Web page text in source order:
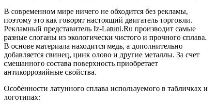
В современном мире ничего не обходится без рекламы,
поэтому это как говорят настоящий двигатель торговли.
Рекламный представитель Iz-Latuni.Ru производит самые
разные слоганы из экологически чистого и прочного сплава.
В основе материала находится медь, а дополнительно
добавляется свинец, цинк олово и другие металлы. За счет
смешанного состава поверхность приобретает
антикоррозийные свойства.
Особенности латунного сплава используемого в табличках и
логотипах: